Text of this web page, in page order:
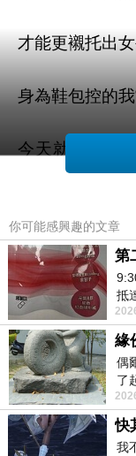
才能更襯托出
身為鞋包控的
今天就要來推
【Lisanza
【Lisanza King
是超多人推的
至於為什麼那麼
請詳細看下面喔
你可能感興趣的文章
第
抵
去
緣
偶
了
的
快
我